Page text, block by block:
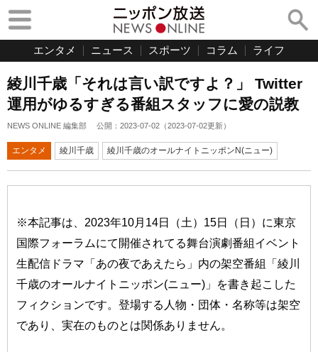
エンタメ ニュース スポーツ コラム ライフ
綾川千歳「それは言い訳ですよ？」 Twitter
運用がゆるすぎる番組スタッフに愛の説教
NEWS ONLINE 編集部 公開： 2023-07-02 （2023-07-02更新）
エンタメ 綾川千歳 綾川千歳のオールナイトニッポンN(ニュー)
※本記事は、2023年10月14日（土）15日（日）に東京
国際フォーラムにて開催されてる舞台演劇番組イベント
生配信ドラマ「あの夜であえたら」内の架空番組「綾川
千歳のオールナイトニッポン(ニュー)」を書き起こした
フィクションです。登場する人物・団体・名称等は架空
であり、実在のものとは関係ありません。